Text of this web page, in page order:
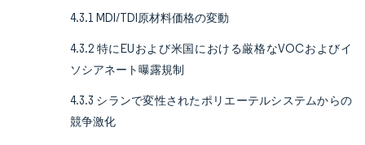
4.3.1 MDI/TDI原材料価格の変動
4.3.2 特にEUおよび米国における厳格なVOCおよびイ
ソシアネート曝露規制
4.3.3 シランで変性されたポリエーテルシステムからの
競争激化